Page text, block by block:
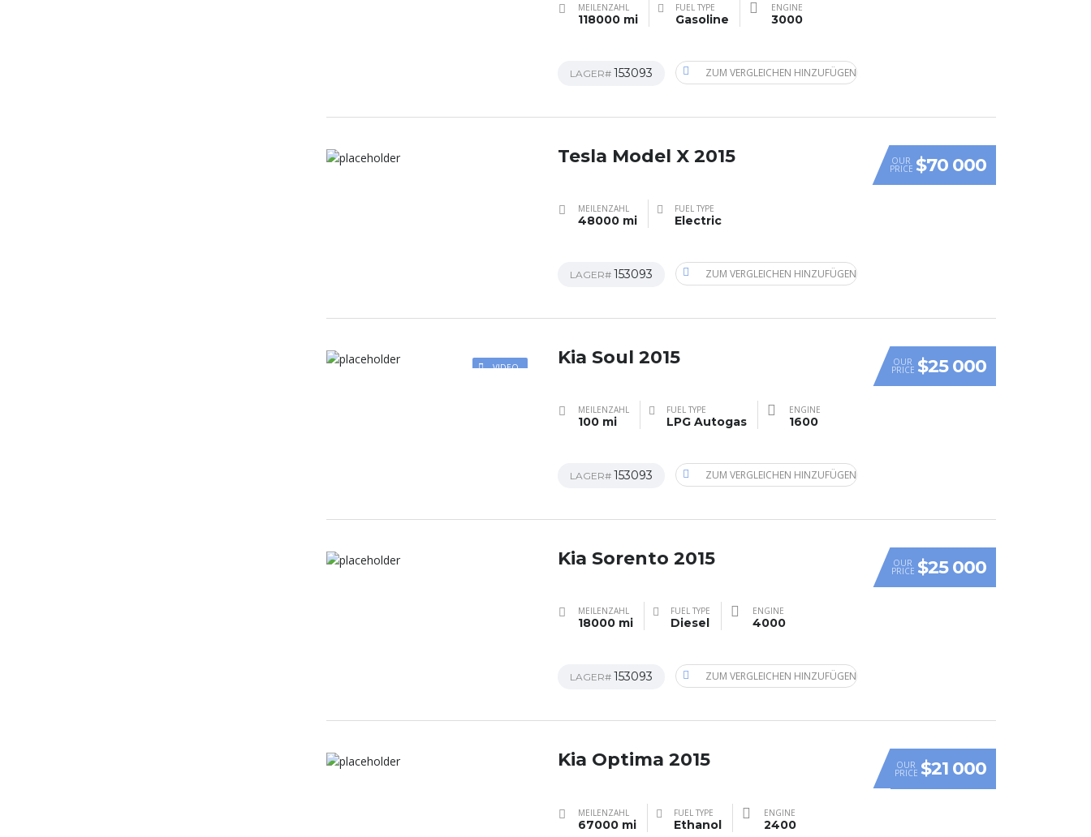
MEILENZAHL
118000 mi
FUEL TYPE
Gasoline
ENGINE
3000
LAGER# 153093 ZUM VERGLEICHEN HINZUFÜGEN
OUR
PRICE $70 000
Tesla Model X 2015
MEILENZAHL
48000 mi
FUEL TYPE
Electric
LAGER# 153093 ZUM VERGLEICHEN HINZUFÜGEN
VIDEO OUR
PRICE $25 000
Kia Soul 2015
MEILENZAHL
100 mi
FUEL TYPE
LPG Autogas
ENGINE
1600
LAGER# 153093 ZUM VERGLEICHEN HINZUFÜGEN
OUR
PRICE $25 000
Kia Sorento 2015
MEILENZAHL
18000 mi
FUEL TYPE
Diesel
ENGINE
4000
LAGER# 153093 ZUM VERGLEICHEN HINZUFÜGEN
OUR
PRICE $21 000
Kia Optima 2015
MEILENZAHL
67000 mi
FUEL TYPE
Ethanol
ENGINE
2400